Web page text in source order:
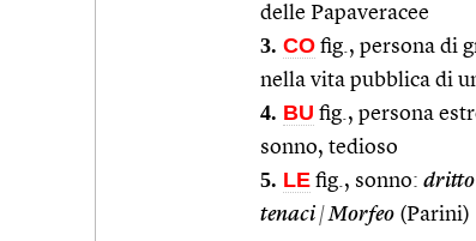
delle Papaveracee
3. CO fig., persona di
nella vita pubblica di
4. BU fig., persona
sonno, tedioso
5. LE fig., sonno: dritto
tenaci |Morfeo (Parini)